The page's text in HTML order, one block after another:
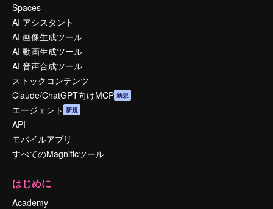
Spaces
AI アシスタント
AI 画像生成ツール
AI 動画生成ツール
AI 音声合成ツール
ストックコンテンツ
Claude/ChatGPT向けMCP 新規
エージェント 新規
API
モバイルアプリ
すべてのMagnificツール
はじめに
Academy